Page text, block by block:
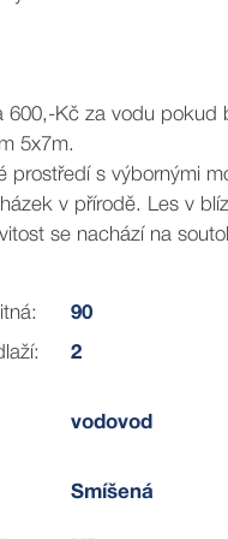
Kč za vodu pokud
5x7m.
s výbornými
v přírodě. Les v
se nachází na
létě lze společně
na čerstvém
90
2
vodovod
Smíšená